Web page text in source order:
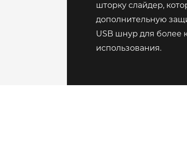
шторку слайдер,
дополнительную
USB шнур для более
использования.